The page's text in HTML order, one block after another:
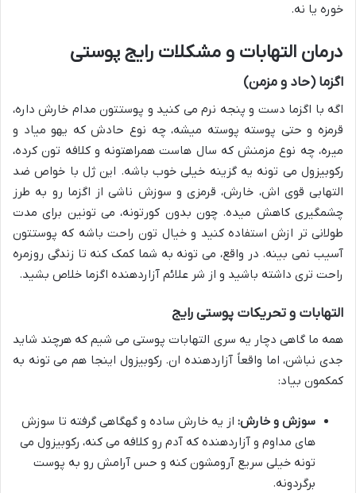
خوره یا نه.
درمان التهابات و مشکلات رایج پوستی
اگزما (حاد و مزمن)
اگه با اگزما دست و پنجه نرم می کنید و پوستتون مدام خارش داره،
قرمزه و حتی پوسته پوسته میشه، چه نوع حادش که یهو میاد و
میره، چه نوع مزمنش که سال هاست همراهتونه و کلافه تون کرده،
رکوبیزول می تونه یه گزینه خیلی خوب باشه. این ژل با خواص ضد
التهابی قوی اش، خارش، قرمزی و سوزش ناشی از اگزما رو به طرز
چشمگیری کاهش میده. چون بدون کورتونه، می تونین برای مدت
طولانی تر ازش استفاده کنید و خیال تون راحت باشه که پوستتون
آسیب نمی بینه. در واقع، می تونه به شما کمک کنه تا زندگی روزمره
راحت تری داشته باشید و از شر علائم آزاردهنده اگزما خلاص بشید.
التهابات و تحریکات پوستی رایج
همه ما گاهی دچار یه سری التهابات پوستی می شیم که هرچند شاید
جدی نباشن، اما واقعاً آزاردهنده ان. رکوبیزول اینجا هم می تونه به
کمکمون بیاد:
سوزش و خارش: از یه خارش ساده و گهگاهی گرفته تا سوزش
های مداوم و آزاردهنده که آدم رو کلافه می کنه، رکوبیزول می
تونه خیلی سریع آرومشون کنه و حس آرامش رو به پوست
برگردونه.